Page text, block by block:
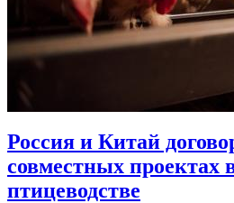
Россия и Китай
совместных проектах
птицеводстве